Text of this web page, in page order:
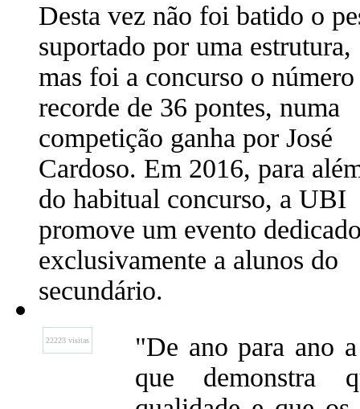
Desta vez não foi batido o
suportado por uma estrutura,
mas foi a concurso o número
recorde de 36 pontes, numa
competição ganha por José
Cardoso. Em 2016, para
do habitual concurso, a UBI
promove um evento
exclusivamente a alunos do
secundário.
22223 visitas
"De ano para ano
que demonstra